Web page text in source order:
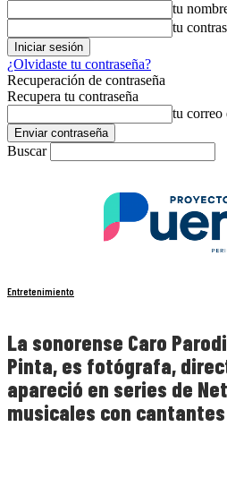
tu
tu
¿Olvidaste tu contraseña?
Recuperación de contraseña
Recupera tu contraseña
tu correo
Buscar
Entretenimiento
La sonorense Caro
Pinta, es fotógrafa,
apareció en series de
musicales con